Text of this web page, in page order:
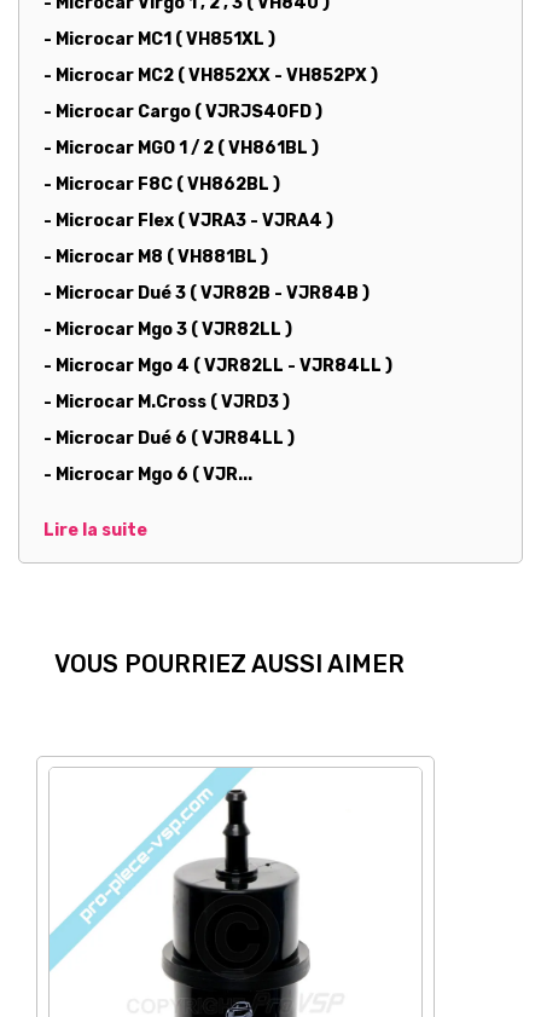
- Microcar MC1 ( VH851XL )
- Microcar MC2 ( VH852XX - VH852PX )
- Microcar Cargo ( VJRJS40FD )
- Microcar MGO 1 / 2 ( VH861BL )
- Microcar F8C ( VH862BL )
- Microcar Flex ( VJRA3 - VJRA4 )
- Microcar M8 ( VH881BL )
- Microcar Dué 3 ( VJR82B - VJR84B )
- Microcar Mgo 3 ( VJR82LL )
- Microcar Mgo 4 ( VJR82LL - VJR84LL )
- Microcar M.Cross ( VJRD3 )
- Microcar Dué 6 ( VJR84LL )
- Microcar Mgo 6 ( VJR...
Lire la suite
VOUS POURRIEZ AUSSI AIMER